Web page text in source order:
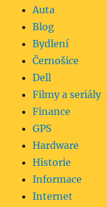
Auta
Blog
Bydlení
Černošice
Dell
Filmy a seriály
Finance
GPS
Hardware
Historie
Informace
Internet